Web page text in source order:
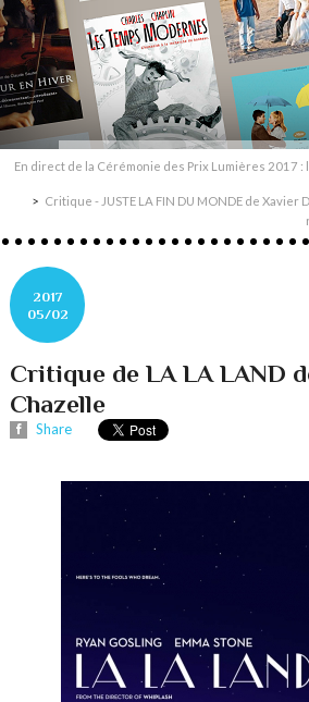
En direct de la Cérémonie des Prix Lumières 2017 :
Critique - JUSTE LA FIN DU MONDE de
2017
05/02
Critique de LA LA LAND
Chazelle
Share